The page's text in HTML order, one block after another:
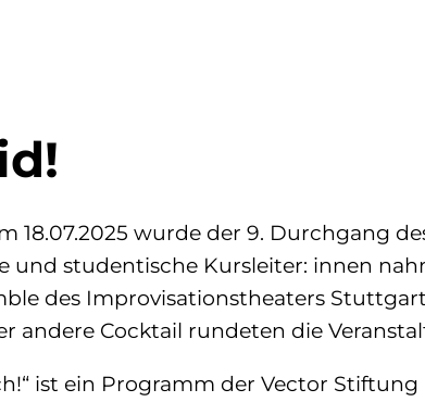
18.07.2025 wurde der 9. Durchgang
und studentische Kursleiter: innen
des Improvisationstheaters
andere Cocktail rundeten die
ist ein Programm der Vector